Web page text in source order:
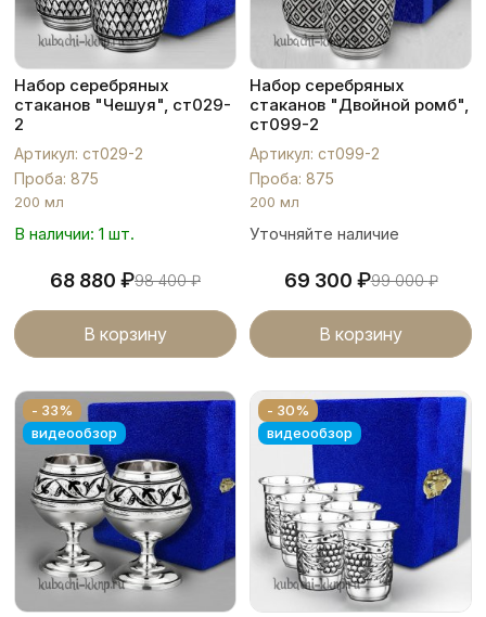
Набор серебряных
стаканов "Чешуя", ст029-
2
Артикул: ст029-2
Проба: 875
200 мл
В наличии: 1 шт.
68 880 ₽98 400₽
В корзину
Набор серебряных
стаканов "Двойной ромб",
ст099-2
Артикул: ст099-2
Проба: 875
200 мл
Уточняйте наличие
69 300 ₽99 000₽
В корзину
- 33%
видеообзор
- 30%
видеообзор